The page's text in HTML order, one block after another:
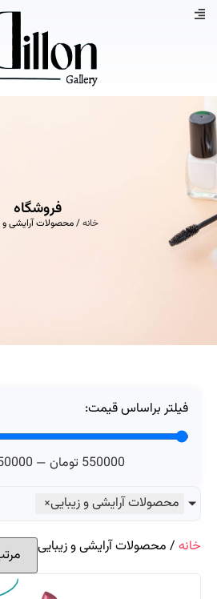
فروشگاه
خانه/ محصولات آرایشی و
فیلتر براساس قیمت:
550000 تومان —
محصولات آرایشی و زیبایی×
خانه / محصولات آرایشی و زیبایی